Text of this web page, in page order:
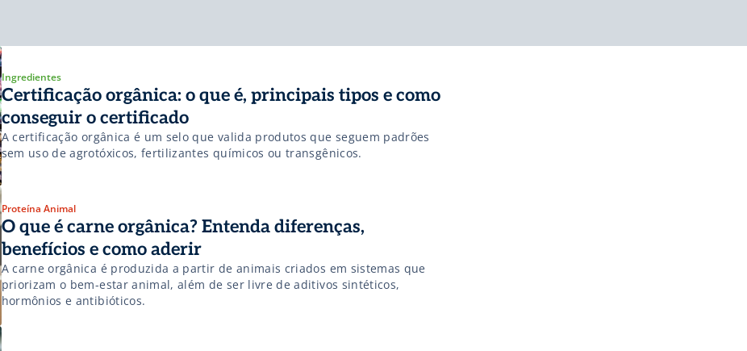
Ingredientes
Certificação orgânica: o que é, principais tipos e como
conseguir o certificado
A certificação orgânica é um selo que valida produtos que seguem padrões
sem uso de agrotóxicos, fertilizantes químicos ou transgênicos.
Proteína Animal
O que é carne orgânica? Entenda diferenças,
benefícios e como aderir
A carne orgânica é produzida a partir de animais criados em sistemas que
priorizam o bem-estar animal, além de ser livre de aditivos sintéticos,
hormônios e antibióticos.